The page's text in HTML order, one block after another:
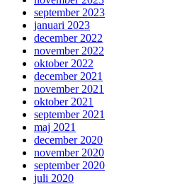
september 2023
januari 2023
december 2022
november 2022
oktober 2022
december 2021
november 2021
oktober 2021
september 2021
maj 2021
december 2020
november 2020
september 2020
juli 2020